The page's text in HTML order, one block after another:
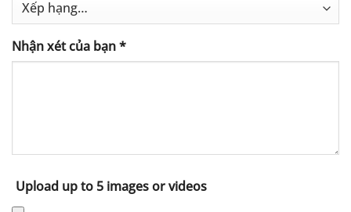
Nhận xét của bạn*
Upload up to 5 images or videos